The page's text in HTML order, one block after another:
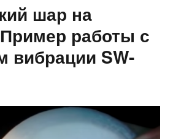
шар на
работы с
вибрации SW-